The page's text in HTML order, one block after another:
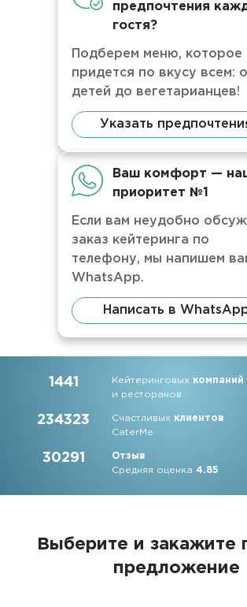
предпочтения
гостя?
Подберем меню, которое
придется по вкусу всем:
детей до вегетарианцев!
Указать
Ваш комфорт —
приоритет №1
Если вам неудобно
заказ кейтеринга по
телефону, мы напишем
WhatsApp.
Написать в
1441 Кейтеринговых компаний
и ресторанов
234323 Счастливых клиентов
CaterMe
30291
Отзыв
Средняя оценка4.85
Выберите и закажите
предложение